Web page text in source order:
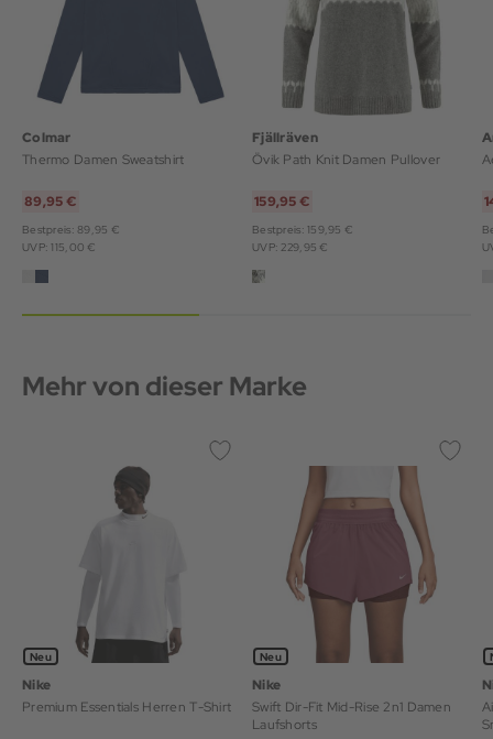
Colmar
Thermo Damen Sweatshirt
89,95 €
Bestpreis: 89,95 €
UVP: 115,00 €
Fjällräven
Övik Path Knit Damen Pullover
159,95 €
Bestpreis: 159,95 €
UVP: 229,95 €
Mehr von dieser Marke
Neu
Nike
Premium Essentials Herren T-Shirt
Neu
Nike
Swift Dir-Fit Mid-Rise 2n1 Damen
Laufshorts